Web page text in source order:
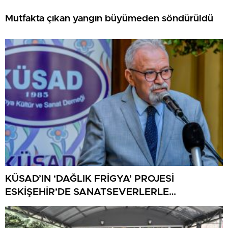
Mutfakta çıkan yangın büyümeden söndürüldü
KÜSAD’IN ‘DAĞLIK FRİGYA’ PROJESİ
ESKİŞEHİR’DE SANATSEVERLERLE
BULUŞUYOR